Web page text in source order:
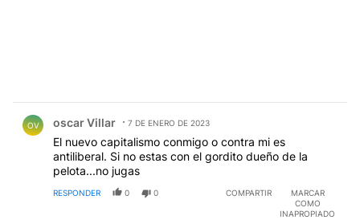
OV oscar Villar 7 DE ENERO DE 2023
El nuevo capitalismo conmigo o contra mi es
antiliberal. Si no estas con el gordito dueño de la
pelota...no jugas
RESPONDER 0 0 COMPARTIR
MARCAR
COMO
INAPROPIADO